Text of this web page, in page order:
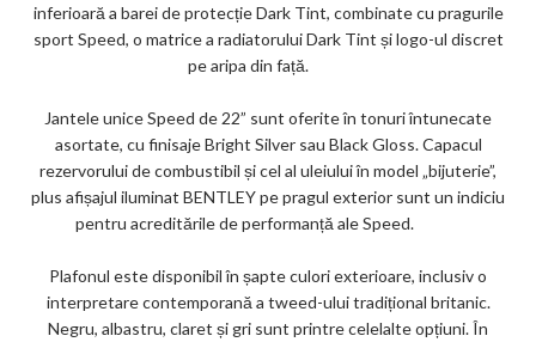
inferioară a barei de protecție Dark Tint, combinate cu pragurile
sport Speed, o matrice a radiatorului Dark Tint și logo-ul discret
pe aripa din față.
Jantele unice Speed de 22” sunt oferite în tonuri întunecate
asortate, cu finisaje Bright Silver sau Black Gloss. Capacul
rezervorului de combustibil și cel al uleiului în model „bijuterie”,
plus afișajul iluminat BENTLEY pe pragul exterior sunt un indiciu
pentru acreditările de performanță ale Speed.
Plafonul este disponibil în șapte culori exterioare, inclusiv o
interpretare contemporană a tweed-ului tradițional britanic.
Negru, albastru, claret și gri sunt printre celelalte opțiuni. În